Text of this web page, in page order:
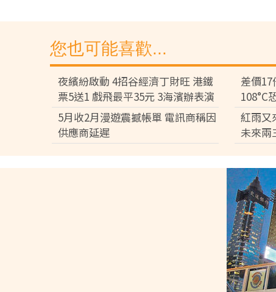
您也可能喜歡...
夜繽紛啟動 4招谷經濟丁財旺 港鐵
票5送1 戲飛最平35元 3海濱辦表演
差價
108°C
差逾百
5月收2月漫遊震撼帳單 電訊商稱因
供應商延遲
紅雨又
未來兩